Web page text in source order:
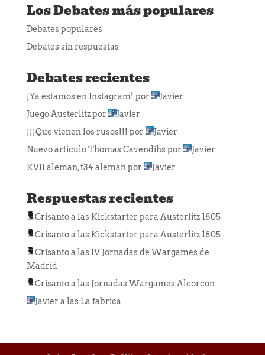
Los Debates más populares
Debates populares
Debates sin respuestas
Debates recientes
¡Ya estamos en Instagram! por
Javier
Juego Austerlitzpor
Javier
¡¡¡Que vienen los rusos!!! por
Javier
Nuevo articulo Thomas Cavendihspor
Javier
KVII aleman, t34 alemanpor Javier
Respuestas recientes
Crisantoa las Kickstarter para Austerlitz 1805
Crisantoa las Kickstarter para Austerlitz 1805
Crisantoa las IV Jornadas de Wargames de
Madrid
Crisantoa las Jornadas Wargames Alcorcon
Javier a las La fabrica